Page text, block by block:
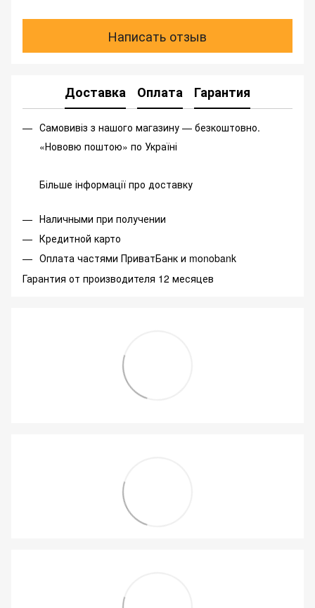
Написать отзыв
Доставка Оплата Гарантия
Самовивіз з нашого магазину — безкоштовно.
«Нововю поштою» по Україні
Більше інформації про доставку
Наличными при получении
Кредитной карто
Оплата частями ПриватБанк и monobank
Гарантия от производителя 12 месяцев